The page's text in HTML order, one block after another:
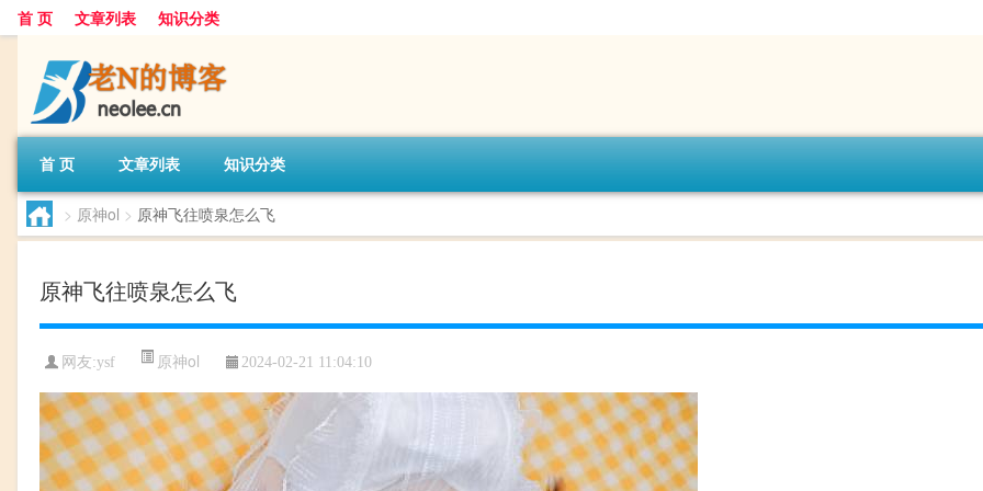
首 页 文章列表 知识分类
首 页 文章列表 知识分类
> 原神ol > 原神飞往喷泉怎么飞
原神飞往喷泉怎么飞
网友:ysf 原神ol 2024-02-21 11:04:10